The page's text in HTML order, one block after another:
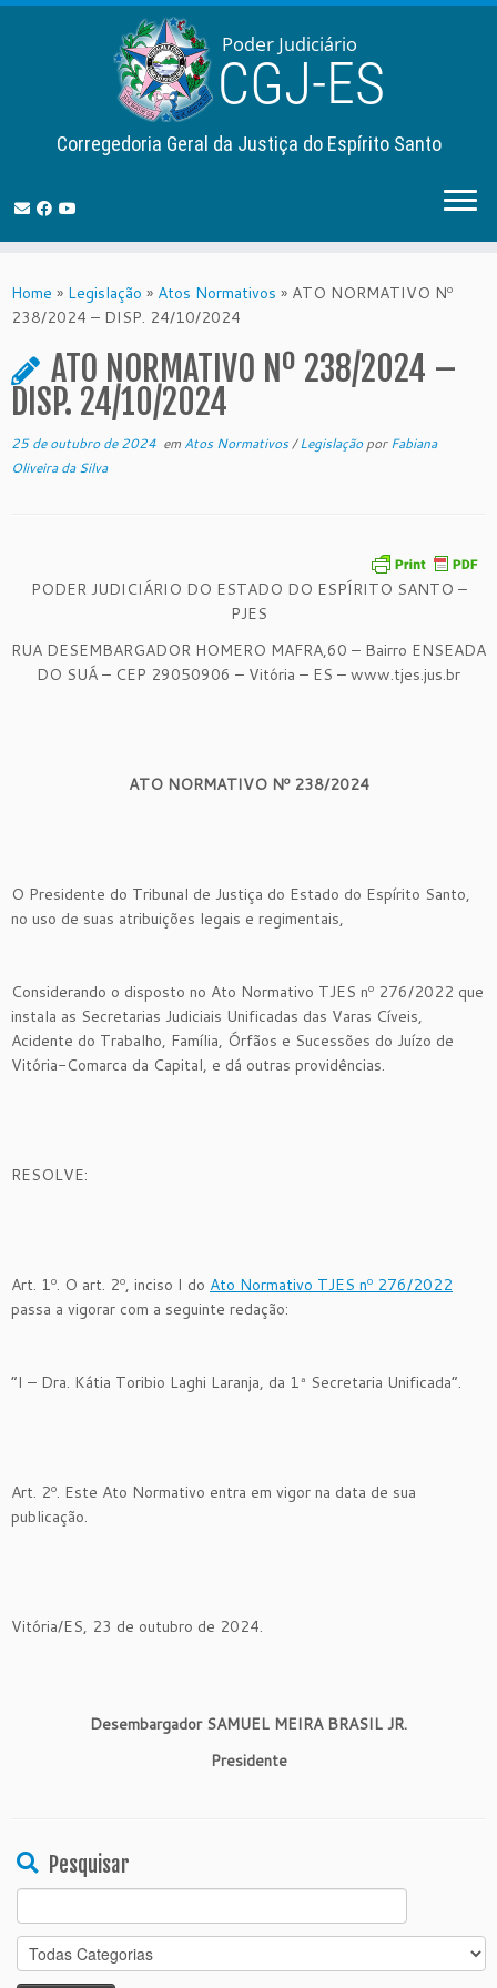
to
content
Corregedoria Geral da Justiça do Espírito Santo
Home » Legislação » Atos Normativos » ATO NORMATIVO Nº
238/2024 – DISP. 24/10/2024
ATO NORMATIVO Nº 238/2024 –
DISP. 24/10/2024
25 de outubro de 2024 em Atos Normativos/LegislaçãoporFabiana
Oliveira da Silva
PODER JUDICIÁRIO DO ESTADO DO ESPÍRITO SANTO –
PJES
RUA DESEMBARGADOR HOMERO MAFRA,60 – Bairro ENSEADA
DO SUÁ – CEP 29050906 – Vitória – ES – www.tjes.jus.br
ATO NORMATIVO Nº 238/2024
O Presidente do Tribunal de Justiça do Estado do Espírito Santo,
no uso de suas atribuições legais e regimentais,
Considerando o disposto no Ato Normativo TJES nº 276/2022 que
instala as Secretarias Judiciais Unificadas das Varas Cíveis,
Acidente do Trabalho, Família, Órfãos e Sucessões do Juízo de
Vitória-Comarca da Capital, e dá outras providências.
RESOLVE:
Art. 1º. O art. 2º, inciso I do Ato Normativo TJES nº 276/2022
passa a vigorar com a seguinte redação:
“I – Dra. Kátia Toribio Laghi Laranja, da 1ª Secretaria Unificada”.
Art. 2º. Este Ato Normativo entra em vigor na data de sua
publicação.
Vitória/ES, 23 de outubro de 2024.
Desembargador SAMUEL MEIRA BRASIL JR.
Presidente
Pesquisar
Search
for: